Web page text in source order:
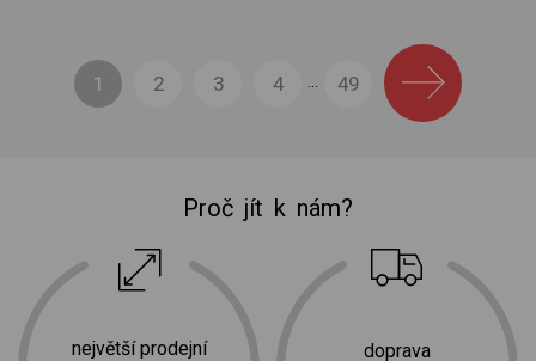
1 2 3 4 ... 49
Proč jít k nám?
největší prodejní
doprava